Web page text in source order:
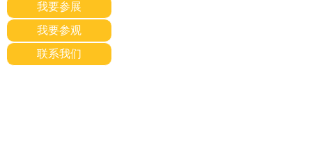
我要参展
我要参观
联系我们